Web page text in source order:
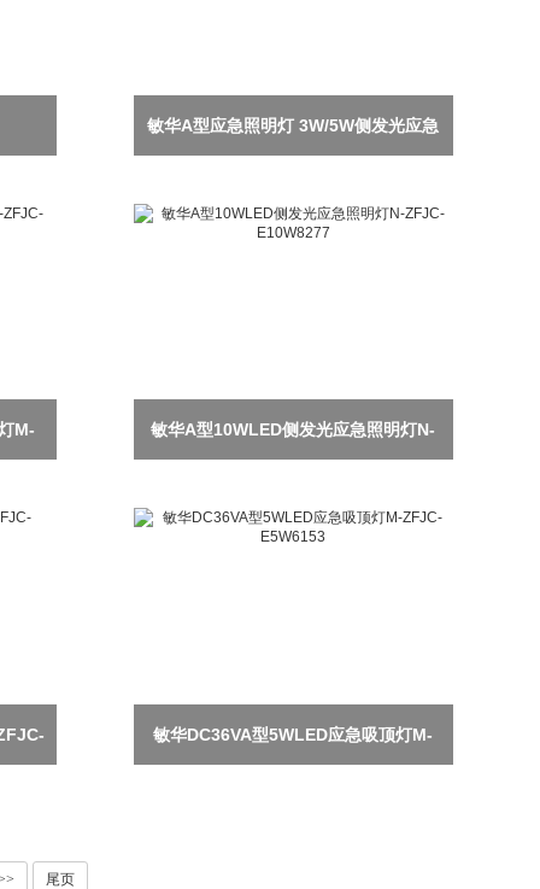
敏华A型应急照明灯 3W/5W侧发光应急
M- 敏华A型10WLED侧发光应急照明灯N-
敏华DC36VA型5WLED应急吸顶灯M-
尾页